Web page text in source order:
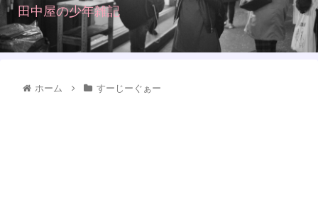
田中屋の少年雑記
ホーム すーじーぐぁー